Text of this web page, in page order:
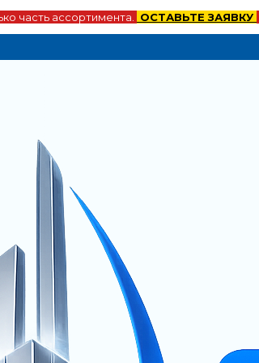
часть ассортимента. ОСТАВЬТЕ ЗАЯВКУ